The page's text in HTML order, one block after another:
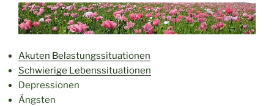
Akuten Belastungssituationen
Schwierige Lebenssituationen
Depressionen
Ängsten